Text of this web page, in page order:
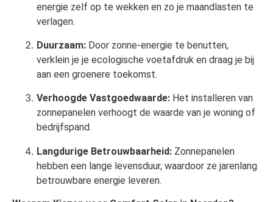
energie zelf op te wekken en zo je maandlasten te
verlagen.
Duurzaam: Door zonne-energie te benutten,
verklein je je ecologische voetafdruk en draag je bij
aan een groenere toekomst.
Verhoogde Vastgoedwaarde: Het installeren van
zonnepanelen verhoogt de waarde van je woning of
bedrijfspand.
Langdurige Betrouwbaarheid: Zonnepanelen
hebben een lange levensduur, waardoor ze jarenlang
betrouwbare energie leveren.